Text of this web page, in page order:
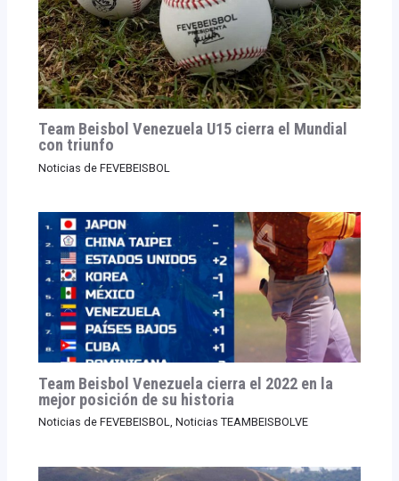
Team Beisbol Venezuela U15 cierra el Mundial
con triunfo
Noticias de FEVEBEISBOL
Team Beisbol Venezuela cierra el 2022 en la
mejor posición de su historia
Noticias de FEVEBEISBOL, Noticias TEAMBEISBOLVE